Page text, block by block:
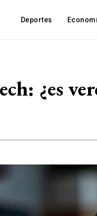
Deportes
¿es